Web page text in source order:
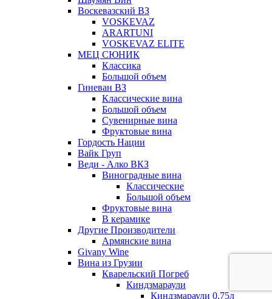
Воскевазский ВЗ
VOSKEVAZ
ARARTUNI
VOSKEVAZ ELITE
МЕЦ СЮНИК
Классика
Большой объем
Гиневан ВЗ
Классические вина
Большой объем
Сувенирные вина
Фруктовые вина
Гордость Нации
Вайк Груп
Веди - Алко ВКЗ
Виноградные вина
Классические
Большой объем
Фруктовые вина
В керамике
Другие Производители
Армянские вина
Givany Wine
Вина из Грузии
Кварельский Погреб
Киндзмараули
Киндзмараули 0,75л